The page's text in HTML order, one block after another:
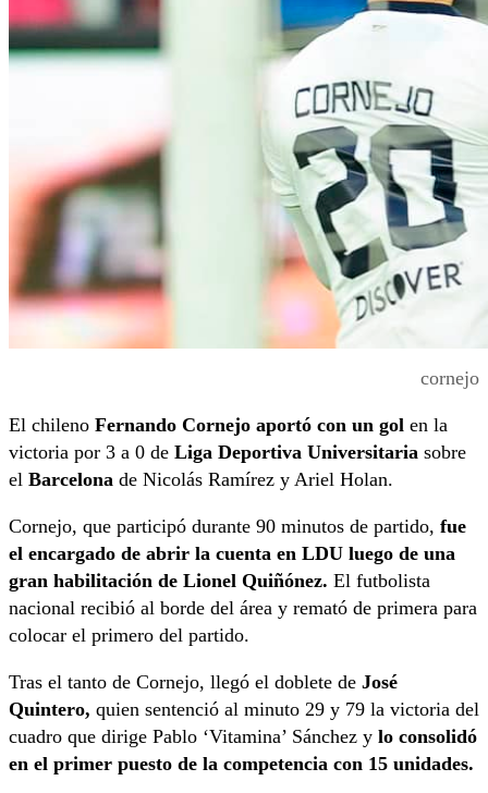
cornejo
El chileno Fernando Cornejo aportó con un gol en la
victoria por 3 a 0 de Liga Deportiva Universitaria sobre
el Barcelona de Nicolás Ramírez y Ariel Holan.
Cornejo, que participó durante 90 minutos de partido, fue
el encargado de abrir la cuenta en LDU luego de una
gran habilitación de Lionel Quiñónez. El futbolista
nacional recibió al borde del área y remató de primera para
colocar el primero del partido.
Tras el tanto de Cornejo, llegó el doblete de José
Quintero, quien sentenció al minuto 29 y 79 la victoria del
cuadro que dirige Pablo ‘Vitamina’ Sánchez y lo consolidó
en el primer puesto de la competencia con 15 unidades.